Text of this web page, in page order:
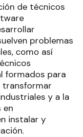
de técnicos
problemas
como así
formados para
transformar
y a la
en
instalar y